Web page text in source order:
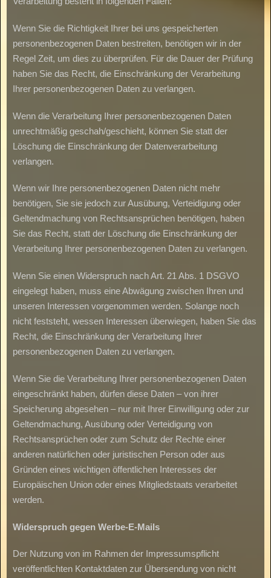
Wenn Sie die Richtigkeit Ihrer bei uns gespeicherten
personenbezogenen Daten bestreiten, benötigen wir in der
Regel Zeit, um dies zu überprüfen. Für die Dauer der Prüfung
haben Sie das Recht, die Einschränkung der Verarbeitung
Ihrer personenbezogenen Daten zu verlangen.
Wenn die Verarbeitung Ihrer personenbezogenen Daten
unrechtmäßig geschah/geschieht, können Sie statt der
Löschung die Einschränkung der Datenverarbeitung
verlangen.
Wenn wir Ihre personenbezogenen Daten nicht mehr
benötigen, Sie sie jedoch zur Ausübung, Verteidigung oder
Geltendmachung von Rechtsansprüchen benötigen, haben
Sie das Recht, statt der Löschung die Einschränkung der
Verarbeitung Ihrer personenbezogenen Daten zu verlangen.
Wenn Sie einen Widerspruch nach Art. 21 Abs. 1 DSGVO
eingelegt haben, muss eine Abwägung zwischen Ihren und
unseren Interessen vorgenommen werden. Solange noch
nicht feststeht, wessen Interessen überwiegen, haben Sie das
Recht, die Einschränkung der Verarbeitung Ihrer
personenbezogenen Daten zu verlangen.
Wenn Sie die Verarbeitung Ihrer personenbezogenen Daten
eingeschränkt haben, dürfen diese Daten – von ihrer
Speicherung abgesehen – nur mit Ihrer Einwilligung oder zur
Geltendmachung, Ausübung oder Verteidigung von
Rechtsansprüchen oder zum Schutz der Rechte einer
anderen natürlichen oder juristischen Person oder aus
Gründen eines wichtigen öffentlichen Interesses der
Europäischen Union oder eines Mitgliedstaats verarbeitet
werden.
Widerspruch gegen Werbe-E-Mails
Der Nutzung von im Rahmen der Impressumspflicht
veröffentlichten Kontaktdaten zur Übersendung von nicht